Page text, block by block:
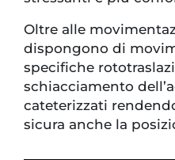
Oltre alle
dispongono di
specifiche
schiacciamento
cateterizzati
sicura anche la